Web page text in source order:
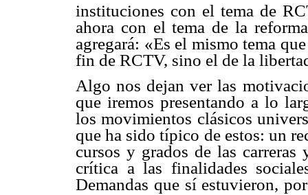
instituciones con el tema de
ahora con el tema de la
agregará: «Es el mismo tema
fin de RCTV, sino el de la
Algo nos dejan ver las
que iremos presentando a lo
los movimientos clásicos
que ha sido típico de estos: un
cursos y grados de las
crítica a las finalidades
Demandas que sí estuvieron,